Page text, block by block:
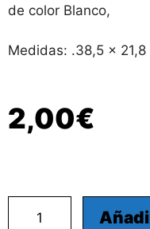
de color Blanco,
Medidas: .38,5 x
2,00€